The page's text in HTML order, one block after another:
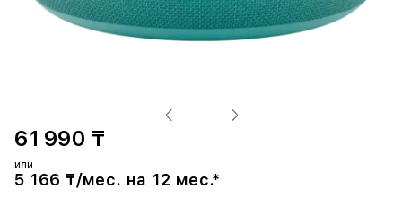
61 990 ₸
или
5 166 ₸/мес. на 12 мес.*